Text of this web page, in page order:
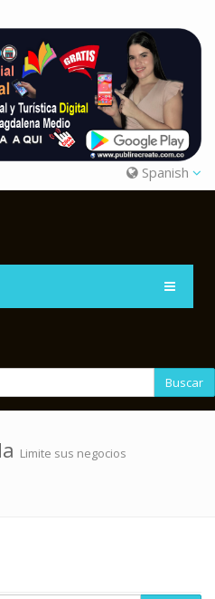
Spanish
Buscar
Limite sus negocios